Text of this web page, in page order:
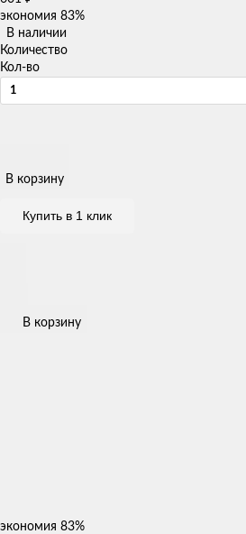
экономия 83%
В наличии
Количество
Кол-во
В корзину
Купить в 1 клик
В корзину
экономия 83%